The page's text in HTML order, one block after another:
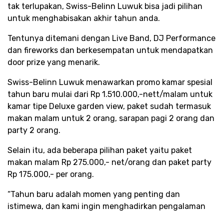
tak terlupakan, Swiss-Belinn Luwuk bisa jadi pilihan
untuk menghabisakan akhir tahun anda.
Tentunya ditemani dengan Live Band, DJ Performance
dan fireworks dan berkesempatan untuk mendapatkan
door prize yang menarik.
Swiss-Belinn Luwuk menawarkan promo kamar spesial
tahun baru mulai dari Rp 1.510.000,-nett/malam untuk
kamar tipe Deluxe garden view, paket sudah termasuk
makan malam untuk 2 orang, sarapan pagi 2 orang dan
party 2 orang.
Selain itu, ada beberapa pilihan paket yaitu paket
makan malam Rp 275.000,- net/orang dan paket party
Rp 175.000,- per orang.
“Tahun baru adalah momen yang penting dan
istimewa, dan kami ingin menghadirkan pengalaman